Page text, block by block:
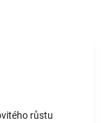
růstu